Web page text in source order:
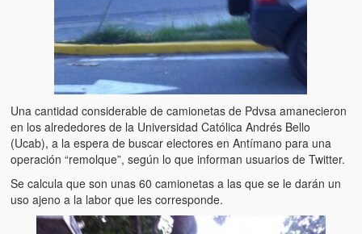
Una cantidad considerable de camionetas de Pdvsa amanecieron
en los alrededores de la Universidad Católica Andrés Bello
(Ucab), a la espera de buscar electores en Antímano para una
operación “remolque”, según lo que informan usuarios de Twitter.
Se calcula que son unas 60 camionetas a las que se le darán un
uso ajeno a la labor que les corresponde.